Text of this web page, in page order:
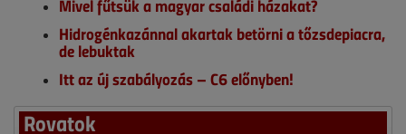
Mivel fűtsük a magyar családi házakat?
Hidrogénkazánnal akartak betörni a tőzsdepiacra,
de lebuktak
Itt az új szabályozás – C6 előnyben!
Rovatok